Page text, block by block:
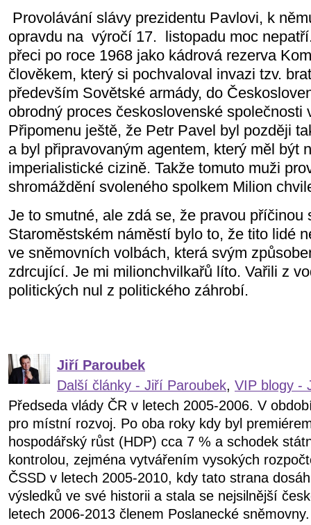
Provolávání slávy prezidentu Pavlovi, k
opravdu na výročí 17. listopadu moc
přeci po roce 1968 jako kádrová rezerva
člověkem, který si pochvaloval invazi tzv.
především Sovětské armády, do
obrodný proces československé společnosti
Připomenu ještě, že Petr Pavel byl později
a byl připravovaným agentem, který měl být
imperialistické cizině. Takže tomuto muži
shromáždění svoleného spolkem Milion
Je to smutné, ale zdá se, že pravou příčinou
Staroměstském náměstí bylo to, že tito lidé
ve sněmovních volbách, která svým
zdrcující. Je mi milionchvilkařů líto. Vařili z
politických nul z politického záhrobí.
Jiří Paroubek
Další články - Jiří Paroubek, VIP blogy -
Předseda vlády ČR v letech 2005-2006. V
pro místní rozvoj. Po oba roky kdy byl
hospodářský růst (HDP) cca 7 % a schodek
kontrolou, zejména vytvářením vysokých
ČSSD v letech 2005-2010, kdy tato strana
výsledků ve své historii a stala se nejsilnější
letech 2006-2013 členem Poslanecké